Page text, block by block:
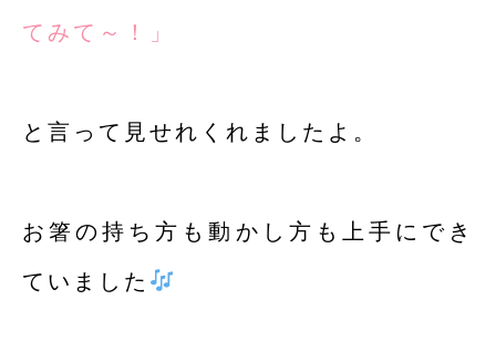
てみて～！」
と言って見せれくれましたよ。
お箸の持ち方も動かし方も上手にでき
ていました